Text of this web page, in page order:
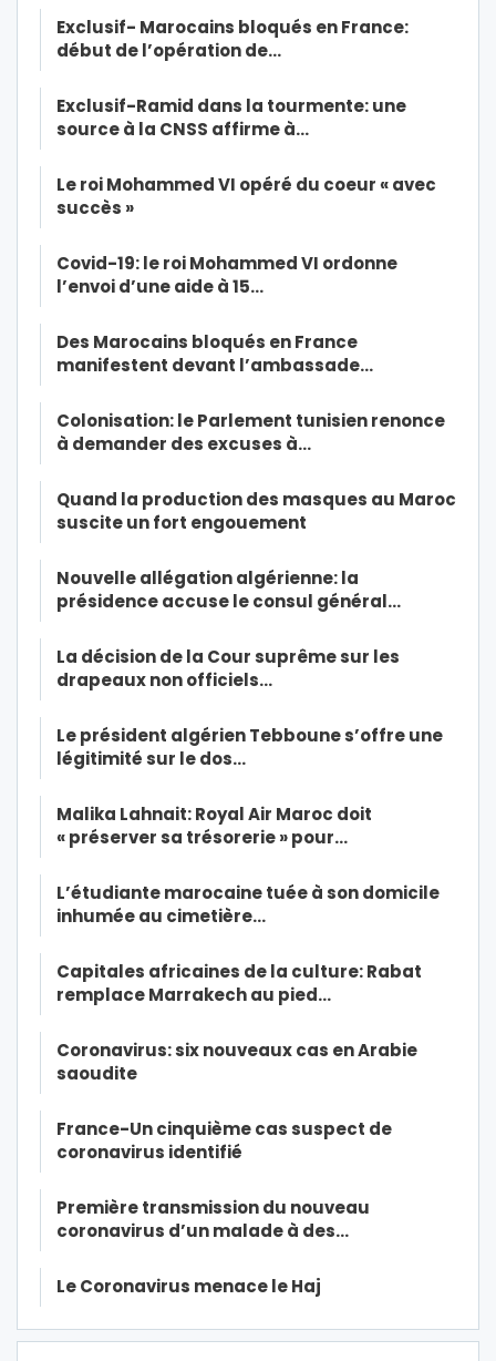
Exclusif- Marocains bloqués en France:
début de l’opération de…
Exclusif-Ramid dans la tourmente: une
source à la CNSS affirme à…
Le roi Mohammed VI opéré du coeur « avec
succès »
Covid-19: le roi Mohammed VI ordonne
l’envoi d’une aide à 15…
Des Marocains bloqués en France
manifestent devant l’ambassade…
Colonisation: le Parlement tunisien renonce
à demander des excuses à…
Quand la production des masques au Maroc
suscite un fort engouement
Nouvelle allégation algérienne: la
présidence accuse le consul général…
La décision de la Cour suprême sur les
drapeaux non officiels…
Le président algérien Tebboune s’offre une
légitimité sur le dos…
Malika Lahnait: Royal Air Maroc doit
« préserver sa trésorerie » pour…
L’étudiante marocaine tuée à son domicile
inhumée au cimetière…
Capitales africaines de la culture: Rabat
remplace Marrakech au pied…
Coronavirus: six nouveaux cas en Arabie
saoudite
France-Un cinquième cas suspect de
coronavirus identifié
Première transmission du nouveau
coronavirus d’un malade à des…
Le Coronavirus menace le Haj